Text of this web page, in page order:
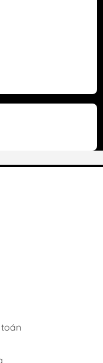
ĐIỆN TÁCH
rủi ro về sự cố
TẾ:Chiều rộng
cường độ bền
tiết kiệm điện
thống 9 lõi lọc
minh, máy lọc